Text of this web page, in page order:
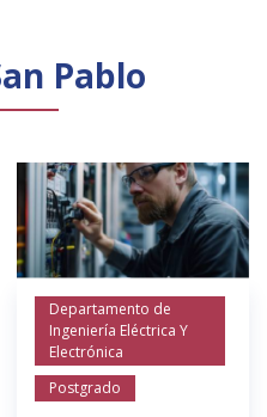
Pablo
Departamento de
Ingeniería Eléctrica Y
Electrónica
Postgrado